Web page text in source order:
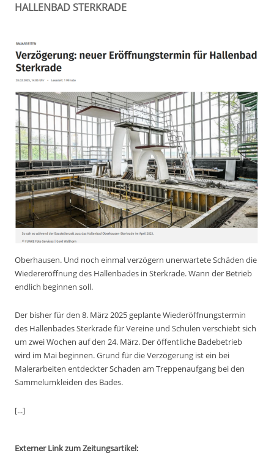
HALLENBAD STERKRADE
Oberhausen. Und noch einmal verzögern unerwartete Schäden die
Wiedereröffnung des Hallenbades in Sterkrade. Wann der Betrieb
endlich beginnen soll.
Der bisher für den 8. März 2025 geplante Wiederöffnungstermin
des Hallenbades Sterkrade für Vereine und Schulen verschiebt sich
um zwei Wochen auf den 24. März. Der öffentliche Badebetrieb
wird im Mai beginnen. Grund für die Verzögerung ist ein bei
Malerarbeiten entdeckter Schaden am Treppenaufgang bei den
Sammelumkleiden des Bades.
[...]
Externer Link zum Zeitungsartikel: